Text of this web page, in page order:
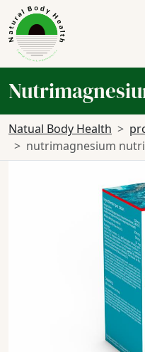
Natual Body Health
nutrimagnesium